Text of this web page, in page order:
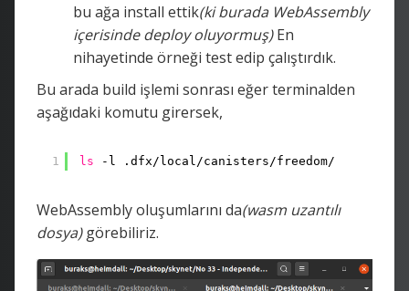
bu ağa install ettik(ki burada WebAssembly
içerisinde deploy oluyormuş)En
nihayetinde örneği test edip çalıştırdık.
Bu arada build işlemi sonrası eğer terminalden
aşağıdaki komutu girersek,
1 ls -l .dfx /local/canisters/freedom/
WebAssembly oluşumlarını da(wasm uzantılı
dosya)görebiliriz.